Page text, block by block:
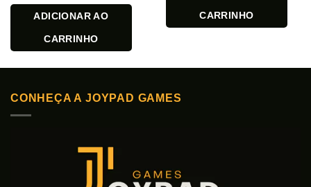
ADICIONAR AO
CARRINHO
CARRINHO
CONHEÇA A JOYPAD GAMES